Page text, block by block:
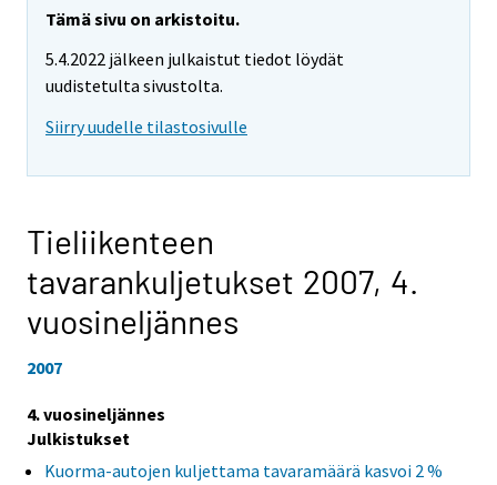
Tämä sivu on arkistoitu.
5.4.2022 jälkeen julkaistut tiedot löydät
uudistetulta sivustolta.
Siirry uudelle tilastosivulle
Tieliikenteen
tavarankuljetukset 2007, 4.
vuosineljännes
2007
4. vuosineljännes
Julkistukset
Kuorma-autojen kuljettama tavaramäärä kasvoi 2 %